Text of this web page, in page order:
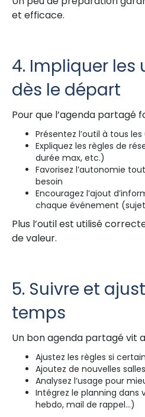
et efficace.
4. Impliquer les
dès le départ
Pour que l’agenda partagé
Présentez l’outil à tous
Expliquez les règles de
durée max, etc.)
Favorisez l’autonomie
besoin
Encouragez l’ajout
chaque événement
Plus l’outil est utilisé
de valeur.
5. Suivre et
temps
Un bon agenda partagé vit
Ajustez les règles si
Ajoutez de nouvelles
Analysez l’usage pour
Intégrez le planning dans
hebdo, mail de rappel…)